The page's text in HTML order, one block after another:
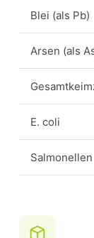
Blei (als Pb)
Arsen (als
E. coli
Salmonellen